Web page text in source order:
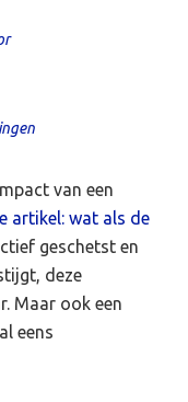
van een
artikel: wat als de
geschetst en
deze
Maar ook een
eens